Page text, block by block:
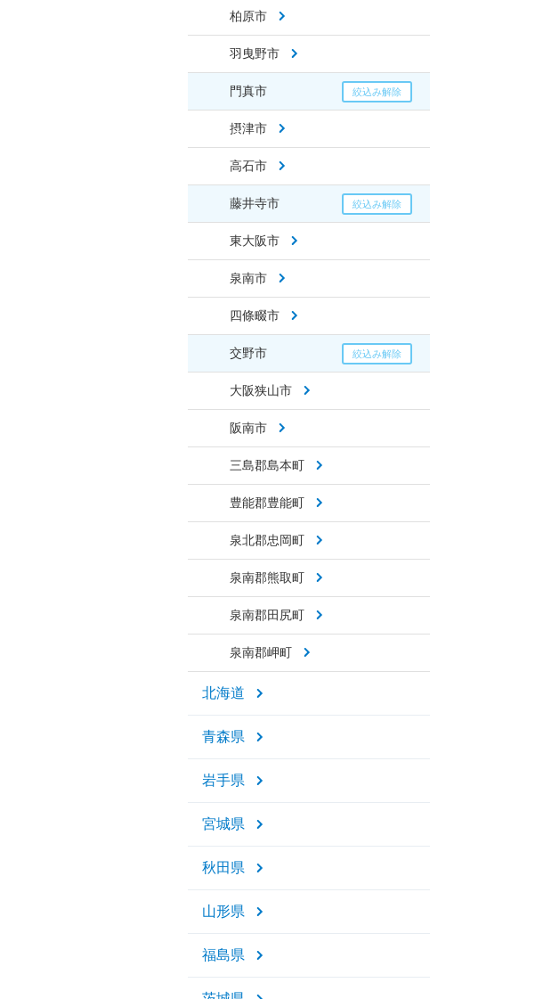
柏原市
羽曳野市
門真市
摂津市
高石市
藤井寺市
東大阪市
泉南市
四條畷市
交野市
大阪狭山市
阪南市
三島郡島本町
豊能郡豊能町
泉北郡忠岡町
泉南郡熊取町
泉南郡田尻町
泉南郡岬町
北海道
青森県
岩手県
宮城県
秋田県
山形県
福島県